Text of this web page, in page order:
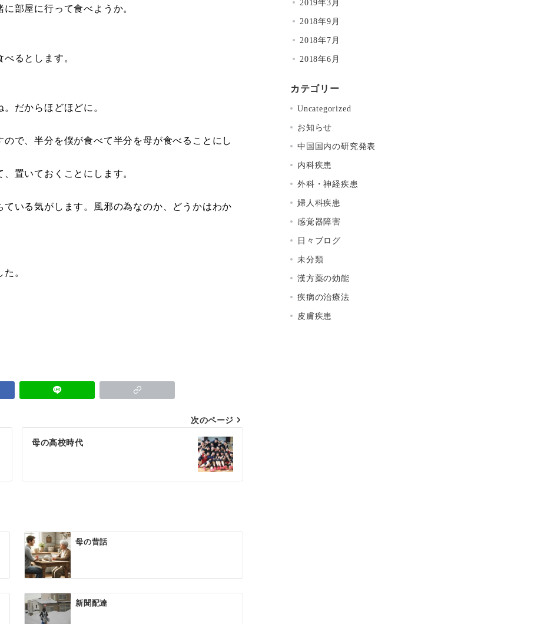
部屋に行って食べようか。
るとします。
だからほどほどに。
で、半分を僕が食べて半分を母が食べることにし
置いておくことにします。
いる気がします。風邪の為なのか、どうかはわか
。
次のページ
母の高校時代
母の昔話
新聞配達
2019年3月
2018年9月
2018年7月
2018年6月
カテゴリー
Uncategorized
お知らせ
中国国内の研究発表
内科疾患
外科・神経疾患
婦人科疾患
感覚器障害
日々ブログ
未分類
漢方薬の効能
疾病の治療法
皮膚疾患